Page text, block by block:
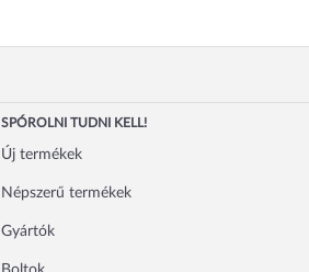
SPÓROLNI TUDNI KELL!
Új termékek
Népszerű termékek
Gyártók